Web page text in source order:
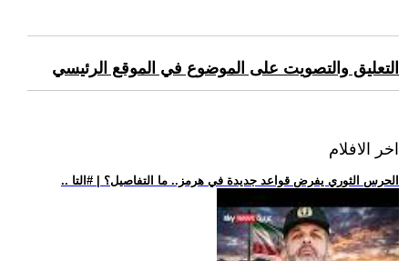
التعليق والتصويت على الموضوع في الموقع الرئيسي
اخر الافلام
.. الحرس الثوري يفرض قواعد جديدة في هرمز.. ما التفاصيل؟ | #التا